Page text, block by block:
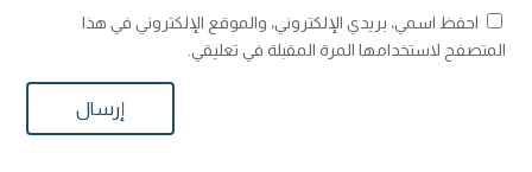
احفظ اسمي، بريدي الإلكتروني، والموقع الإلكتروني في هذا
المتصفح لاستخدامها المرة المقبلة في تعليقي.